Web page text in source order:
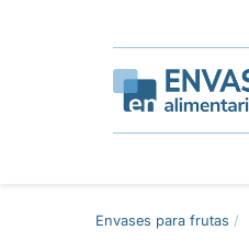
Envases para frutas